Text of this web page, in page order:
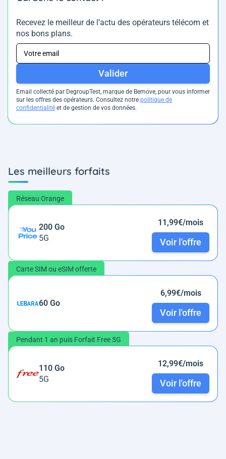
Recevez le meilleur de l’actu des opérateurs télécom et
nos bons plans.
Valider
Email collecté par DegroupTest, marque de Bemove, pour vous informer
sur les offres des opérateurs. Consultez notre politique de
confidentialité et de gestion de vos données.
Les meilleurs forfaits
Réseau Orange
200 Go
5G
11,99€/mois
Voir l'offre
Carte SIM ou eSIM offerte
60 Go
6,99€/mois
Voir l'offre
Pendant 1 an puis Forfait Free 5G
110 Go
5G
12,99€/mois
Voir l'offre